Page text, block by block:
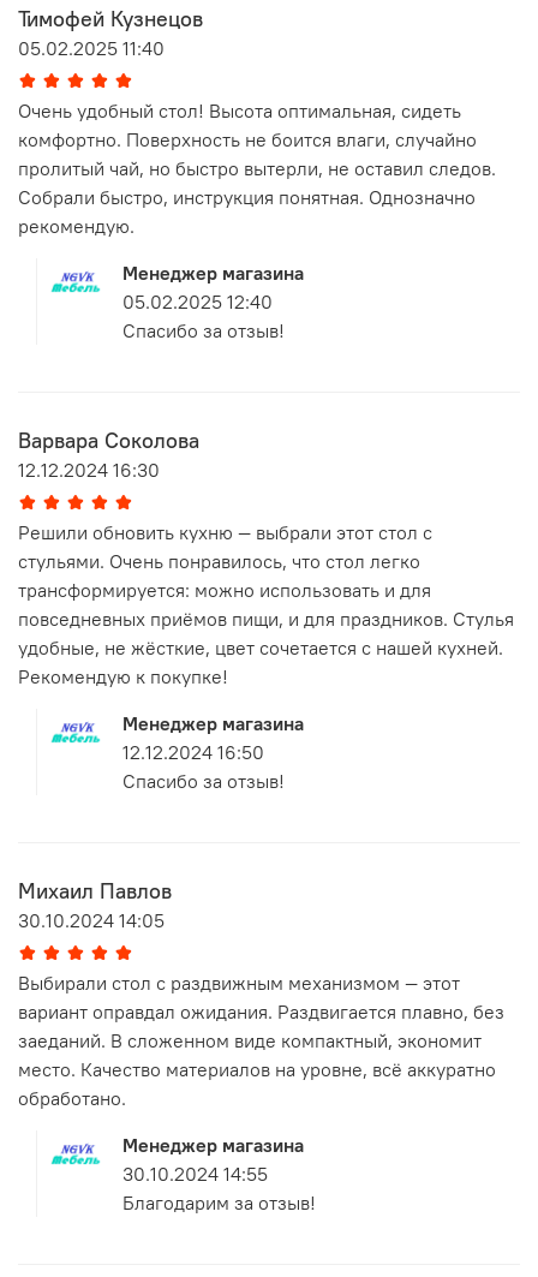
Тимофей Кузнецов
05.02.2025 11:40
Очень удобный стол! Высота оптимальная, сидеть
комфортно. Поверхность не боится влаги, случайно
пролитый чай, но быстро вытерли, не оставил следов.
Собрали быстро, инструкция понятная. Однозначно
рекомендую.
Менеджер магазина
05.02.2025 12:40
Спасибо за отзыв!
Варвара Соколова
12.12.2024 16:30
Решили обновить кухню — выбрали этот стол с
стульями. Очень понравилось, что стол легко
трансформируется: можно использовать и для
повседневных приёмов пищи, и для праздников. Стулья
удобные, не жёсткие, цвет сочетается с нашей кухней.
Рекомендую к покупке!
Менеджер магазина
12.12.2024 16:50
Спасибо за отзыв!
Михаил Павлов
30.10.2024 14:05
Выбирали стол с раздвижным механизмом — этот
вариант оправдал ожидания. Раздвигается плавно, без
заеданий. В сложенном виде компактный, экономит
место. Качество материалов на уровне, всё аккуратно
обработано.
Менеджер магазина
30.10.2024 14:55
Благодарим за отзыв!